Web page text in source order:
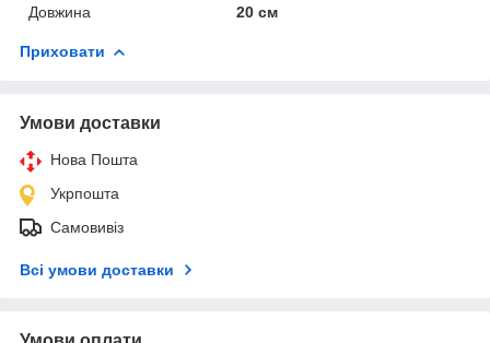
Довжина
20 см
Приховати
Умови доставки
Нова Пошта
Укрпошта
Самовивіз
Всі умови доставки